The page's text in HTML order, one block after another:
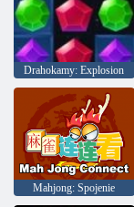
Drahokamy: Explosion
Mahjong: Spojenie